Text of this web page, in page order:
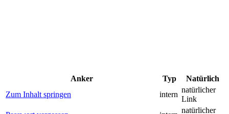
Anker Typ
Natürlich
Zum Inhalt springen
intern
natürlicher
Link
natürlicher